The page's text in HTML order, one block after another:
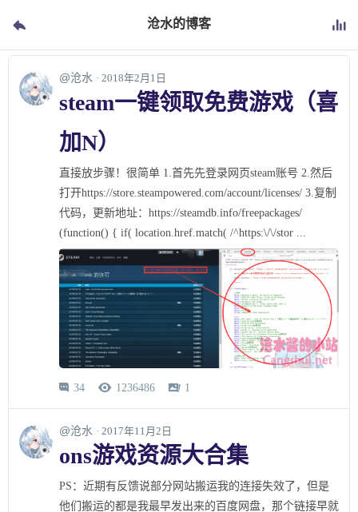
沧水的博客
@沧水 · 2018年2月1日
steam一键领取免费游戏（喜
加N）
直接放步骤！很简单 1.首先先登录网页steam账号 2.然后
打开https://store.steampowered.com/account/licenses/ 3.复制
代码，更新地址：https://steamdb.info/freepackages/
(function() { if( location.href.match( /^https:\/\/stor ...
 34  1236486  1
@沧水 · 2017年11月2日
ons游戏资源大合集
PS：近期有反馈说部分网站搬运我的连接失效了，但是
他们搬运的都是我最早发出来的百度网盘，那个链接早就